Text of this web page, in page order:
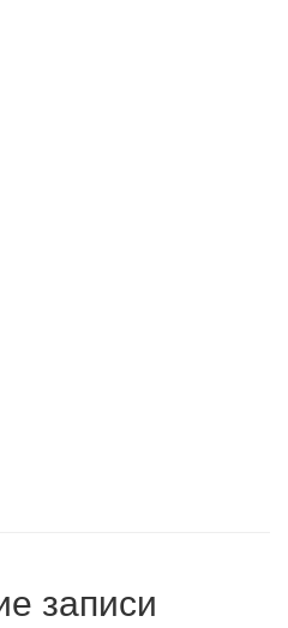
записи